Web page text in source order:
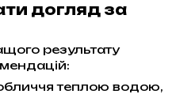
догляд за
результату
теплою водою,